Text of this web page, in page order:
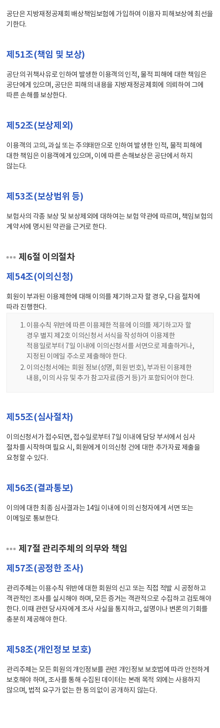
공단은 지방재정공제회 배상책임보험에 가입하여 이용자 피해보상에 최선을
기한다.
제51조(책임 및 보상)
공단의 귀책사유로 인하여 발생한 이용객의 인적, 물적 피해에 대한 책임은
공단에게 있으며, 공단은 피해의 내용을 지방재정공제회에 의뢰하여 그에
따른 손해를 보상한다.
제52조(보상제외)
이용객의 고의, 과실 또는 주의태만으로 인하여 발생한 인적, 물적 피해에
대한 책임은 이용객에게 있으며, 이에 따른 손해보상은 공단에서 하지
않는다.
제53조(보상범위 등)
보험사의 각종 보상 및 보상제외에 대하여는 보험 약관에 따르며, 책임보험의
계약서에 명시된 약관을 근거로 한다.
제6절 이의절차
제54조(이의신청)
회원이 부과된 이용제한에 대해 이의를 제기하고자 할 경우, 다음 절차에
따라 진행한다.
이용수칙 위반에 따른 이용제한 적용에 이의를 제기하고자 할
경우 별지 제2호 이의신청서 서식을 작성하여 이용제한
적용일로부터 7일 이내에 이의신청서를 서면으로 제출하거나,
지정된 이메일 주소로 제출해야 한다.
이의신청서에는 회원 정보(성명, 회원 번호), 부과된 이용제한
내용, 이의 사유 및 추가 참고자료(증거 등)가 포함되어야 한다.
제55조(심사절차)
이의신청서가 접수되면, 접수일로부터 7일 이내에 담당 부서에서 심사
절차를 시작하며 필요 시, 회원에게 이의신청 건에 대한 추가자료 제출을
요청할 수 있다.
제56조(결과통보)
이의에 대한 최종 심사결과는 14일 이내에 이의 신청자에게 서면 또는
이메일로 통보한다.
제7절 관리주체의 의무와 책임
제57조(공정한 조사)
관리주체는 이용수칙 위반에 대한 회원의 신고 또는 직접 적발 시 공정하고
객관적인 조사를 실시해야 하며, 모든 증거는 객관적으로 수집하고 검토해야
한다. 이때 관련 당사자에게 조사 사실을 통지하고, 설명이나 변론의 기회를
충분히 제공해야 한다.
제58조(개인정보 보호)
관리주체는 모든 회원의 개인정보를 관련 개인정보 보호법에 따라 안전하게
보호해야 하며, 조사를 통해 수집된 데이터는 본래 목적 외에는 사용하지
않으며, 법적 요구가 없는 한 동의 없이 공개하지 않는다.